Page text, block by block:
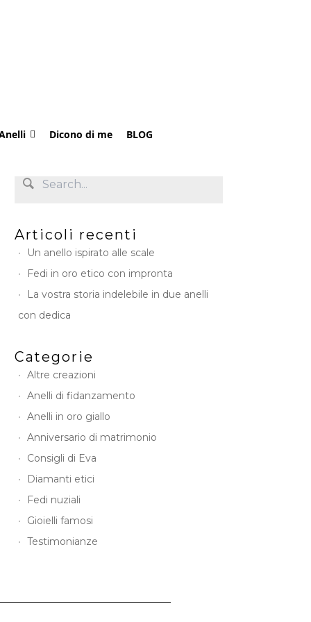
Dicono di me BLOG
Articoli recenti
Un anello ispirato alle scale
Fedi in oro etico con impronta
La vostra storia indelebile in due anelli
con dedica
Categorie
Altre creazioni
Anelli di fidanzamento
Anelli in oro giallo
Anniversario di matrimonio
Consigli di Eva
Diamanti etici
Fedi nuziali
Gioielli famosi
Testimonianze